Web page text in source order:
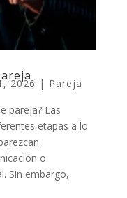
2026 | Pareja
pareja? Las
etapas a lo
o
Sin embargo,